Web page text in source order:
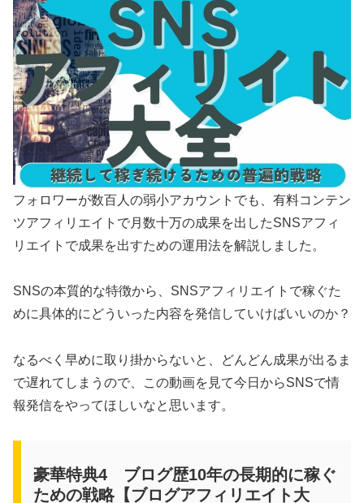
フォロワーが数百人の弱小アカウントでも、有料コンテン
ツアフィリエイトで月数十万の成果を出したSNSアフィ
リエイトで成果を出すための運用法を解説しました。
SNSの本質的な特徴から、SNSアフィリエイトで稼ぐた
めに具体的にどういった内容を発信していけばいいのか？
なるべく早めに取り掛からないと、どんどん成果が出るま
で遅れてしまうので、この動画を見て今日からSNSで情
報発信をやってほしいなと思います。
豪華特典4 ブログ歴10年の長期的に稼ぐ
ための戦略【ブログアフィリエイト大